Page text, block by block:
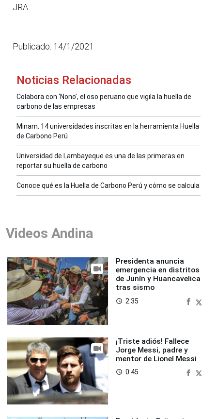
JRA
Publicado: 14/1/2021
Noticias Relacionadas
Colabora con ‘Nono’, el oso peruano que vigila la huella de
carbono de las empresas
Minam: 14 universidades inscritas en la herramienta Huella
de Carbono Perú
Universidad de Lambayeque es una de las primeras en
reportar su huella de carbono
Conoce qué es la Huella de Carbono Perú y cómo se calcula
Videos Andina
Presidenta anuncia
emergencia en distritos
de Junín y Huancavelica
tras sismo
access_time 2:35
¡Triste adiós! Fallece
Jorge Messi, padre y
mentor de Lionel Messi
access_time 0:45